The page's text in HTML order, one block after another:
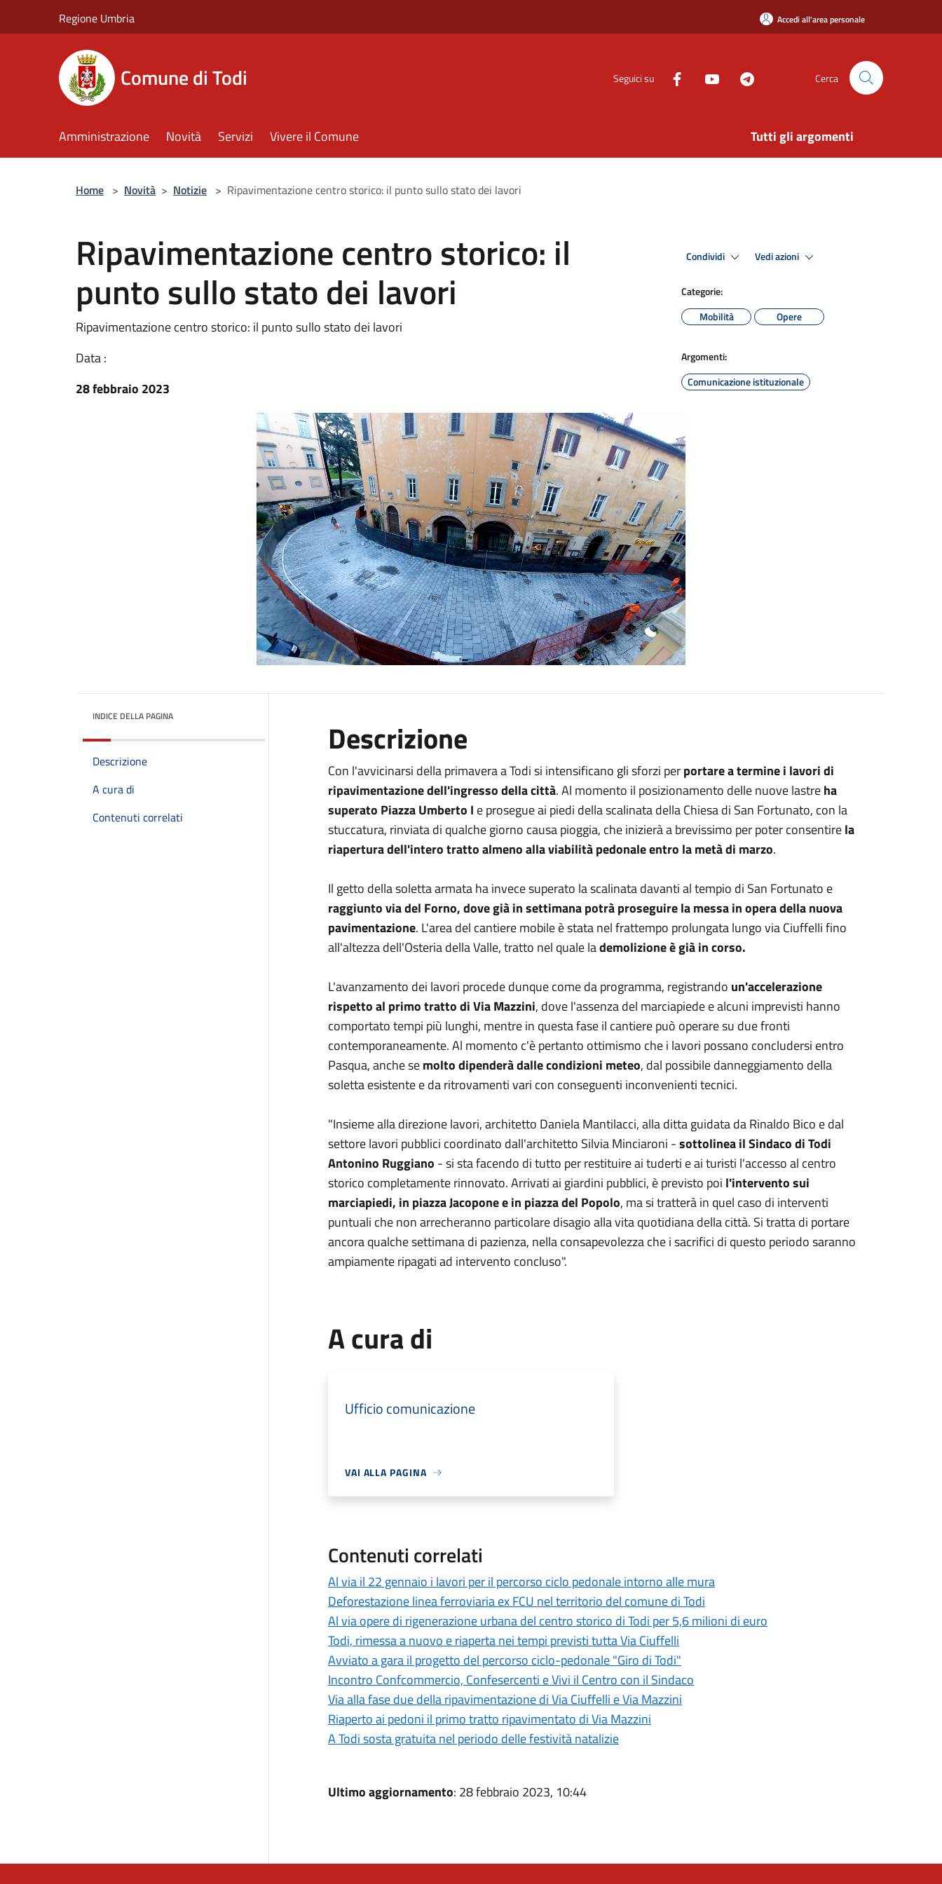
Regione Umbria Accedi all'area personale
Comune di Todi Seguici su Cerca
Amministrazione Novità Servizi Vivere il Comune Tutti gli argomenti
Home > Novità > Notizie > Ripavimentazione centro storico: il punto sullo stato dei lavori
Ripavimentazione centro storico: il
punto sullo stato dei lavori
Ripavimentazione centro storico: il punto sullo stato dei lavori
Data :
28 febbraio 2023
Condividi Vedi azioni
Categorie:
Mobilità
Opere
Argomenti:
Comunicazione istituzionale
INDICE DELLA PAGINA
Descrizione
A cura di
Contenuti correlati
Descrizione
Con l'avvicinarsi della primavera a Todi si intensificano gli sforzi perportare a termine i lavori di
ripavimentazione dell'ingresso della città. Al momento il posizionamento delle nuove lastreha
superato Piazza Umberto I e prosegue ai piedi della scalinata della Chiesa di San Fortunato, con la
stuccatura, rinviata di qualche giorno causa pioggia, che inizierà a brevissimo per poter consentirela
riapertura dell'intero tratto almeno alla viabilità pedonale entro la metà di marzo.
Il getto della soletta armata ha invece superato la scalinata davanti al tempio di San Fortunato e
raggiunto via del Forno, dove già in settimana potrà proseguire la messa in opera della nuova
pavimentazione. L'area del cantiere mobile è stata nel frattempo prolungata lungo via Ciuffelli fino
all'altezza dell'Osteria della Valle, tratto nel quale lademolizione è già in corso.
L'avanzamento dei lavori procede dunque come da programma, registrando un'accelerazione
rispetto al primo tratto di Via Mazzini, dove l'assenza del marciapiede e alcuni imprevisti hanno
comportato tempi più lunghi, mentre in questa fase il cantiere può operare su due fronti
contemporaneamente. Al momento c'è pertanto ottimismo che i lavori possano concludersi entro
Pasqua, anche semolto dipenderà dalle condizioni meteo, dal possibile danneggiamento della
soletta esistente e da ritrovamenti vari con conseguenti inconvenienti tecnici.
"Insieme alla direzione lavori, architetto Daniela Mantilacci, alla ditta guidata da Rinaldo Bico e dal
settore lavori pubblici coordinato dall'architetto Silvia Minciaroni -sottolinea il Sindaco di Todi
Antonino Ruggiano - si sta facendo di tutto per restituire ai tuderti e ai turisti l'accesso al centro
storico completamente rinnovato. Arrivati ai giardini pubblici, è previsto poi l'intervento sui
marciapiedi, in piazza Jacopone e in piazza del Popolo, ma si tratterà in quel caso di interventi
puntuali che non arrecheranno particolare disagio alla vita quotidiana della città. Si tratta di portare
ancora qualche settimana di pazienza, nella consapevolezza che i sacrifici di questo periodo saranno
ampiamente ripagati ad intervento concluso".
A cura di
Ufficio comunicazione
VAI ALLA PAGINA
Contenuti correlati
Al via il 22 gennaio i lavori per il percorso ciclo pedonale intorno alle mura
Deforestazione linea ferroviaria ex FCU nel territorio del comune di Todi
Al via opere di rigenerazione urbana del centro storico di Todi per 5,6 milioni di euro
Todi, rimessa a nuovo e riaperta nei tempi previsti tutta Via Ciuffelli
Avviato a gara il progetto del percorso ciclo-pedonale "Giro di Todi"
Incontro Confcommercio, Confesercenti e Vivi il Centro con il Sindaco
Via alla fase due della ripavimentazione di Via Ciuffelli e Via Mazzini
Riaperto ai pedoni il primo tratto ripavimentato di Via Mazzini
A Todi sosta gratuita nel periodo delle festività natalizie
Ultimo aggiornamento: 28 febbraio 2023, 10:44